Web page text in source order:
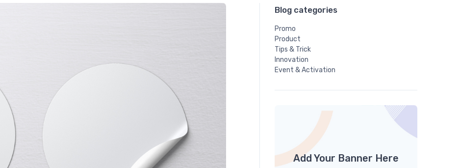
Blog categories
Promo
Product
Tips & Trick
Innovation
Event & Activation
Add Your Banner Here